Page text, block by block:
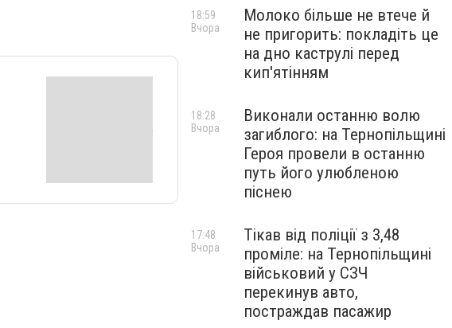
Молоко більше не втече й
не пригорить: покладіть це
на дно каструлі перед
кип'ятінням
18:59
Вчора
Виконали останню волю
загиблого: на Тернопільщині
Героя провели в останню
путь його улюбленою
піснею
18:28
Вчора
Тікав від поліції з 3,48
проміле: на Тернопільщині
військовий у СЗЧ
перекинув авто,
постраждав пасажир
17:48
Вчора